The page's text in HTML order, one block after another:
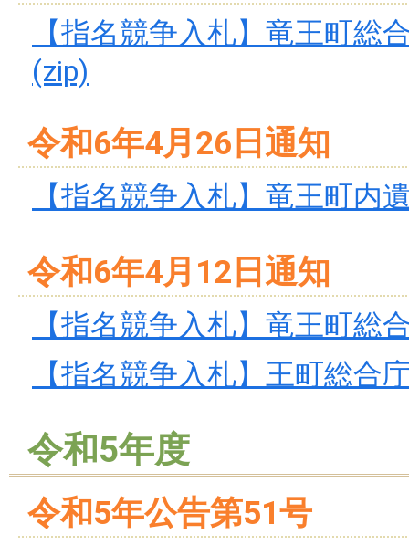
【指名競争入札】竜王町総
(zip)
令和6年4月26日通知
【指名競争入札】竜王町内
令和6年4月12日通知
【指名競争入札】竜王町総
【指名競争入札】王町総合
令和5年度
令和5年公告第51号